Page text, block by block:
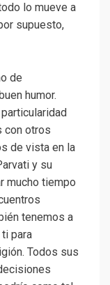
lo mueve a
supuesto,
de
humor.
con otros
de vista en la
y su
mucho tiempo
tenemos a
para
Todos sus